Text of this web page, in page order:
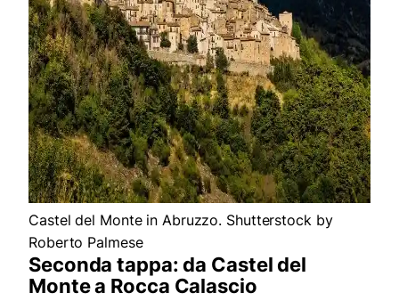
Castel del Monte in Abruzzo. Shutterstock by
Roberto Palmese
Seconda tappa: da Castel del
Monte a Rocca Calascio